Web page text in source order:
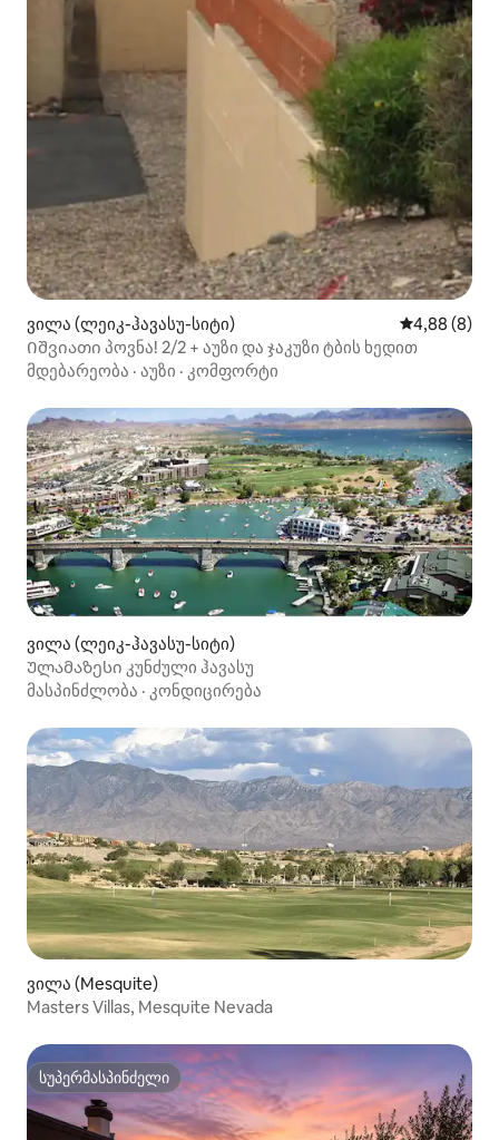
ვილა (ლეიკ-ჰავასუ-სიტი) საშუალო
4,88 (8)
Იშვიათი პოვნა! 2/2 + აუზი და ჯაკუზი ტბის ხედით
მდებარეობა · აუზი · კომფორტი
ვილა (ლეიკ-ჰავასუ-სიტი)
Ულამაზესი კუნძული ჰავასუ
მასპინძლობა · კონდიცირება
ვილა (Mesquite)
Masters Villas, Mesquite Nevada
სუპერმასპინძელი
სუპერმასპინძელი